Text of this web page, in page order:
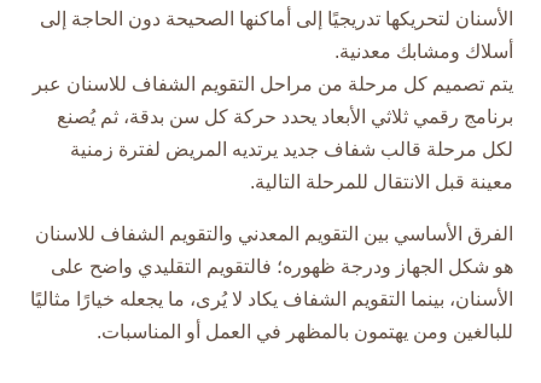
الأسنان لتحريكها تدريجيًا إلى أماكنها الصحيحة دون الحاجة إلى
أسلاك ومشابك معدنية.​
يتم تصميم كل مرحلة من مراحل التقويم الشفاف للاسنان عبر
برنامج رقمي ثلاثي الأبعاد يحدد حركة كل سن بدقة، ثم يُصنع
لكل مرحلة قالب شفاف جديد يرتديه المريض لفترة زمنية
معينة قبل الانتقال للمرحلة التالية.​
الفرق الأساسي بين التقويم المعدني والتقويم الشفاف للاسنان
هو شكل الجهاز ودرجة ظهوره؛ فالتقويم التقليدي واضح على
الأسنان، بينما التقويم الشفاف يكاد لا يُرى، ما يجعله خيارًا مثاليًا
للبالغين ومن يهتمون بالمظهر في العمل أو المناسبات.​